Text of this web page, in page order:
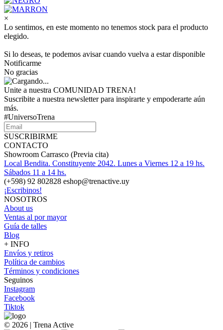
×
Lo sentimos, en este momento no tenemos stock para el producto
elegido.
Si lo deseas, te podemos avisar cuando vuelva a estar disponible
Notificarme
No gracias
Unite a nuestra COMUNIDAD TRENA!
Suscribite a nuestra newsletter para inspirarte y empoderarte aún
más.
#UniversoTrena
SUSCRIBIRME
CONTACTO
Showroom Carrasco (Previa cita)
Local Bendita. Constituyente 2042. Lunes a Viernes 12 a 19 hs.
Sábados 11 a 14 hs.
(+598) 92 802828 eshop@trenactive.uy
¡Escribinos!
NOSOTROS
About us
Ventas al por mayor
Guía de talles
Blog
+ INFO
Envíos y retiros
Política de cambios
Términos y condiciones
Seguinos
Instagram
Facebook
Tiktok
© 2026 | Trena Active